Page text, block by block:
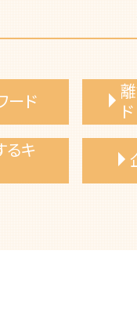
ード
ド
離
離
るキ